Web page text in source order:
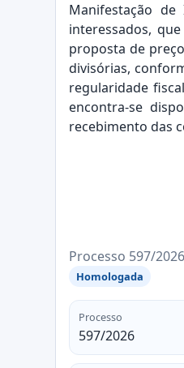
Manifestação
interessados,
proposta de
divisórias,
regularidade
encontra-se
recebimento das
Processo 597/
Homologada
Processo
597/2026